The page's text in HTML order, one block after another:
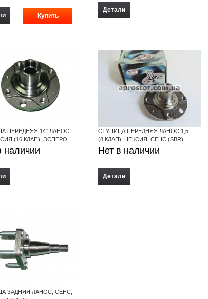
Детали
ПЕРЕДНЯЯ 14" ЛАНОС
(16 КЛАП), ЭСПЕРО...
наличии
СТУПИЦА ПЕРЕДНЯЯ ЛАНОС 1,5
(8 КЛАП), НЕКСИЯ, СЕНС (SBR)...
Нет в наличии
Детали
ЗАДНЯЯ ЛАНОС, СЕНС,